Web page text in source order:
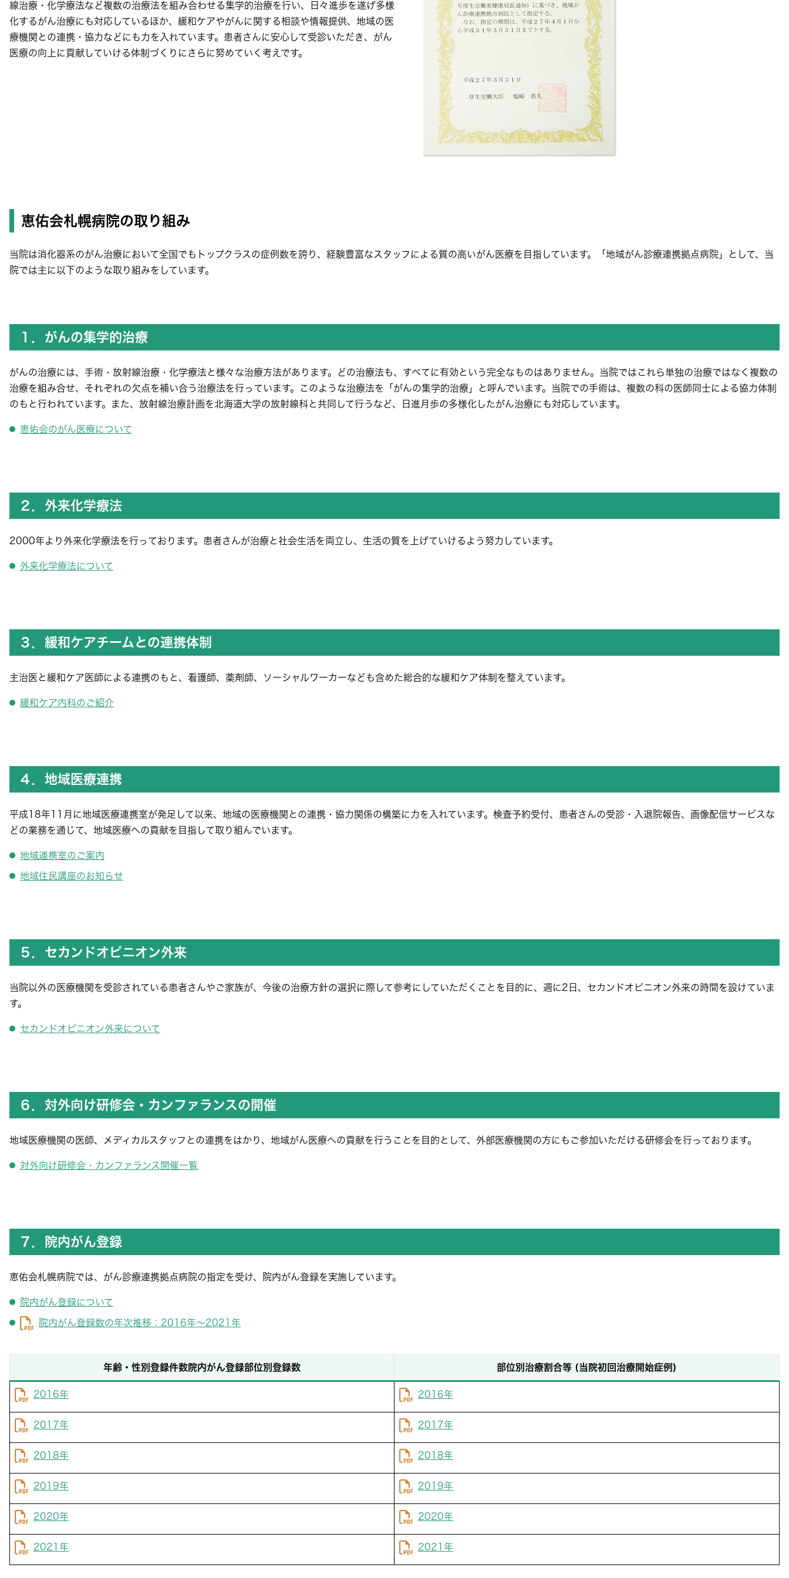
線治療・化学療法など複数の治療法を組み合わせる集学的治療を行い、日々進歩を遂げ多様
化するがん治療にも対応しているほか、緩和ケアやがんに関する相談や情報提供、地域の医
療機関との連携・協力などにも力を入れています。患者さんに安心して受診いただき、がん
医療の向上に貢献していける体制づくりにさらに努めていく考えです。
恵佑会札幌病院の取り組み
当院は消化器系のがん治療において全国でもトップクラスの症例数を誇り、経験豊富なスタッフによる質の高いがん医療を目指しています。「地域がん診療連携拠点病院」として、当
院では主に以下のような取り組みをしています。
１．がんの集学的治療
がんの治療には、手術・放射線治療・化学療法と様々な治療方法があります。どの治療法も、すべてに有効という完全なものはありません。当院ではこれら単独の治療ではなく複数の
治療を組み合せ、それぞれの欠点を補い合う治療法を行っています。このような治療法を「がんの集学的治療」と呼んでいます。当院での手術は、複数の科の医師同士による協力体制
のもと行われています。また、放射線治療計画を北海道大学の放射線科と共同して行うなど、日進月歩の多様化したがん治療にも対応しています。
恵佑会のがん医療について
２．外来化学療法
2000年より外来化学療法を行っております。患者さんが治療と社会生活を両立し、生活の質を上げていけるよう努力しています。
外来化学療法について
３．緩和ケアチームとの連携体制
主治医と緩和ケア医師による連携のもと、看護師、薬剤師、ソーシャルワーカーなども含めた総合的な緩和ケア体制を整えています。
緩和ケア内科のご紹介
４．地域医療連携
平成18年11月に地域医療連携室が発足して以来、地域の医療機関との連携・協力関係の構築に力を入れています。検査予約受付、患者さんの受診・入退院報告、画像配信サービスな
どの業務を通じて、地域医療への貢献を目指して取り組んでいます。
地域連携室のご案内
地域住民講座のお知らせ
５．セカンドオピニオン外来
当院以外の医療機関を受診されている患者さんやご家族が、今後の治療方針の選択に際して参考にしていただくことを目的に、週に2日、セカンドオピニオン外来の時間を設けていま
す。
セカンドオピニオン外来について
６．対外向け研修会・カンファランスの開催
地域医療機関の医師、メディカルスタッフとの連携をはかり、地域がん医療への貢献を行うことを目的として、外部医療機関の方にもご参加いただける研修会を行っております。
対外向け研修会・カンファランス開催一覧
７．院内がん登録
恵佑会札幌病院では、がん診療連携拠点病院の指定を受け、院内がん登録を実施しています。
院内がん登録について
院内がん登録数の年次推移：2016年～2021年
年齢・性別登録件数院内がん登録部位別登録数 部位別治療割合等 (当院初回治療開始症例)
2016年 2016年
2017年 2017年
2018年 2018年
2019年 2019年
2020年 2020年
2021年 2021年